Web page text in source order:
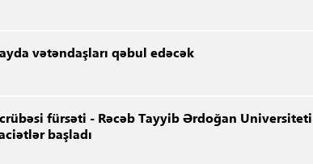
vətəndaşları qəbul edəcək
fürsəti - Rəcəb Tayyib Ərdoğan
başladı